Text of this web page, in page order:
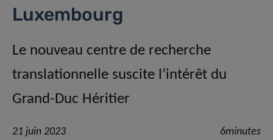
Luxembourg
Le nouveau centre de recherche
translationnelle suscite l’intérêt du
Grand-Duc Héritier
21 juin 2023 6minutes